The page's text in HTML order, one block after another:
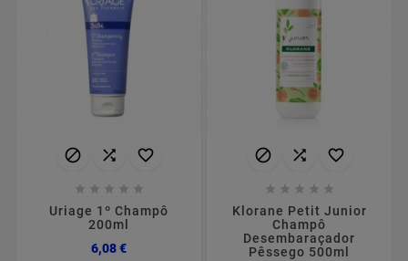
  
    
Uriage 1º Champô
200ml
6,08 €Preço
  
    
Klorane Petit Junior
Champô
Desembaraçador
Pêssego 500ml